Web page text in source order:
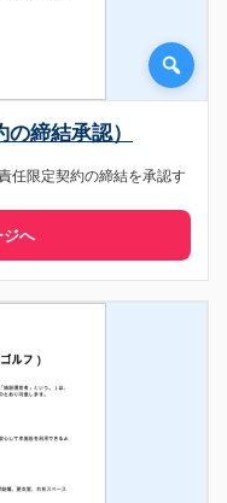
締結承認）
任限定契約の締結を承認す
ジへ